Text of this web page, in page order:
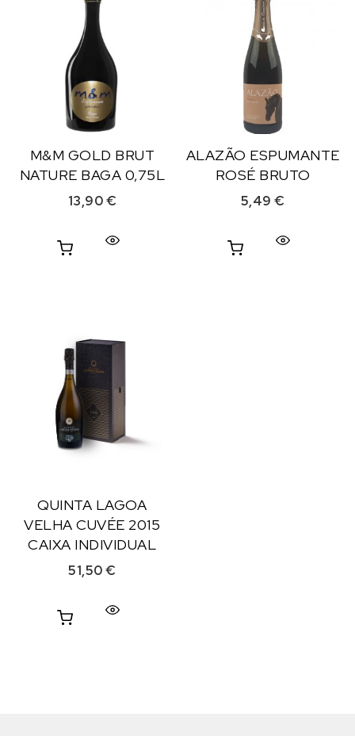
M&M GOLD BRUT
NATURE BAGA 0,75L
13,90€
ALAZÃO ESPUMANTE
ROSÉ BRUTO
5,49 €
QUINTA LAGOA
VELHA CUVÉE 2015
CAIXA INDIVIDUAL
51,50€